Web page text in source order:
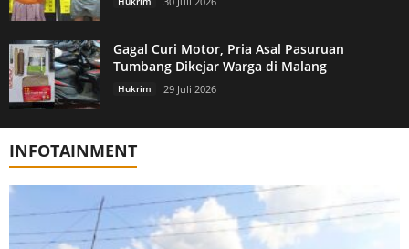
Gagal Curi Motor, Pria Asal Pasuruan
Tumbang Dikejar Warga di Malang
Hukrim 29 Juli 2026
INFOTAINMENT